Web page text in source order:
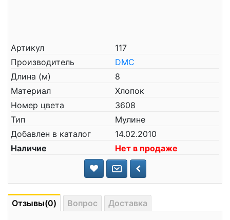
Артикул
117
Производитель
DMC
Длина (м)
8
Материал
Хлопок
Номер цвета
3608
Тип
Мулине
Добавлен в каталог
14.02.2010
Наличие
Нет в продаже
Отзывы(0) Вопрос Доставка